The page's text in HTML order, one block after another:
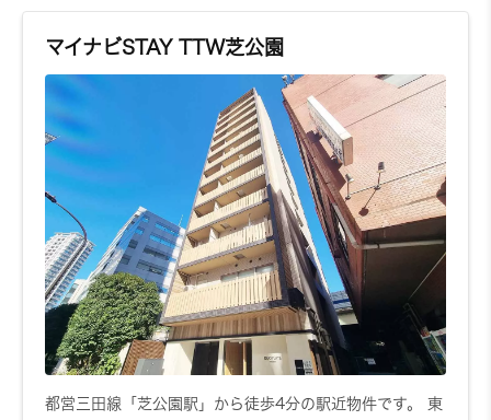
マイナビSTAY TTW芝公園
都営三田線「芝公園駅」から徒歩4分の駅近物件です。 東